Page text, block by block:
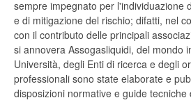
sempre impegnato per l'individuazione
e di mitigazione del rischio; difatti, nel
con il contributo delle principali
si annovera Assogasliquidi, del mondo
Università, degli Enti di ricerca e degli
professionali sono state elaborate e
disposizioni normative e guide